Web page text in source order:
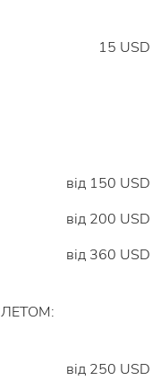
15 USD
від 150 USD
від 200 USD
від 360 USD
від 250 USD